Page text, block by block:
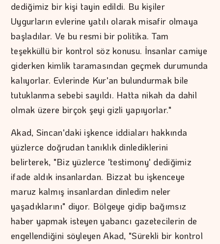
dediğimiz bir kişi tayin edildi. Bu kişiler
Uygurların evlerine yatılı olarak misafir olmaya
başladılar. Ve bu resmi bir politika. Tam
teşekküllü bir kontrol söz konusu. İnsanlar camiye
giderken kimlik taramasından geçmek durumunda
kalıyorlar. Evlerinde Kur'an bulundurmak bile
tutuklanma sebebi sayıldı. Hatta nikah da dahil
olmak üzere birçok şeyi gizli yapıyorlar."
Akad, Sincan'daki işkence iddiaları hakkında
yüzlerce doğrudan tanıklık dinlediklerini
belirterek, "Biz yüzlerce 'testimony' dediğimiz
ifade aldık insanlardan. Bizzat bu işkenceye
maruz kalmış insanlardan dinledim neler
yaşadıklarını" diyor. Bölgeye gidip bağımsız
haber yapmak isteyen yabancı gazetecilerin de
engellendiğini söyleyen Akad, "Sürekli bir kontrol